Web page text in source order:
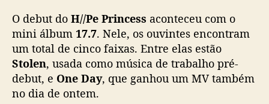
c
i
a
l
m
e
O debut do H//Pe Princess aconteceu com o
mini álbum 17.7. Nele, os ouvintes encontram
um total de cinco faixas. Entre elas estão
Stolen, usada como música de trabalho pré-
debut, e One Day, que ganhou um MV também
no dia de ontem.